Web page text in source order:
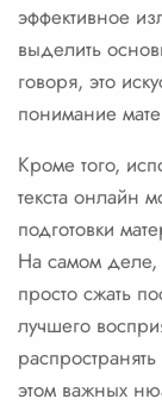
эффективное
выделить
говоря, это
понимание
Кроме того,
текста онлайн
подготовки
На самом деле,
просто сжать
лучшего
этом важных